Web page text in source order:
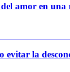
del amor en una
la